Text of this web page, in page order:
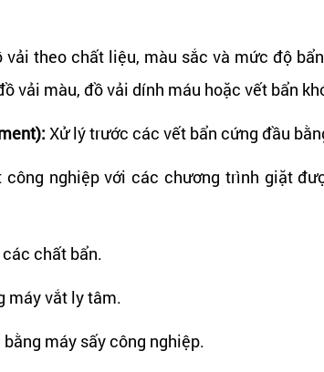
vải theo chất liệu, màu sắc và mức độ
vải màu, đồ vải dính máu hoặc vết bẩn
Xử lý trước các vết bẩn cứng đầu
công nghiệp với các chương trình giặt
chất bẩn.
máy vắt ly tâm.
bằng máy sấy công nghiệp.